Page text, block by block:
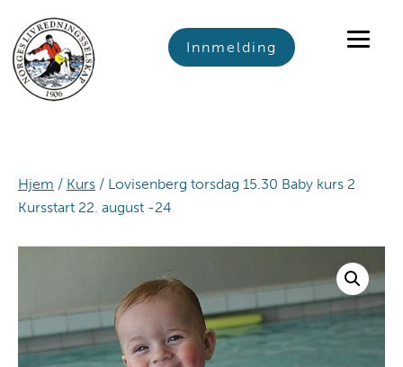
primary
navigation
main
content
footer
Innmelding
Hjem / Kurs / Lovisenberg torsdag 15.30 Baby kurs 2
Kursstart 22. august -24